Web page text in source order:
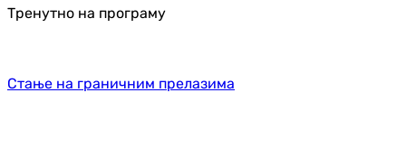
Тренутно на програму
Стање на граничним прелазима